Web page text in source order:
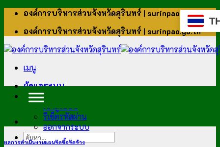
ข้าม
เนื้อหา
องค์การบริหารส่วนจังหวัดสุรินทร์ | surinpao.go.th
องค์การบริหารส่วนจังหวัดสุรินทร์ | surinpao.go.th
เมนู
ผู้ดูแลระบบ
สำหรับบุคลากร
เข้าสู่ระบบ
รีเซ็ตรหัสผ่าน
ออกจากระบบ
ผลการดำเนินงานแผนจัดซื้อจัดจ้าง